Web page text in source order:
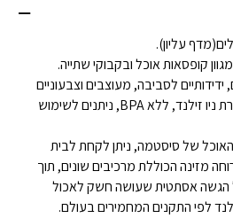
עליון).
קופסאות אוכל ובקבוקי שתייה.
לסביבה, מעוצבים וצבעוניים
,עשויים פלסטיק איכותי תוצרת ניו זילנד, ללא BPA, ניתנים לשימוש
של סיסטמה, ניתן לקחת לבית
מזינה הכוללת מרכיבים שונים, תוך
הגשה אסתטית שעושה חשק לאכול
לפי התקנים המחמירים בעולם.